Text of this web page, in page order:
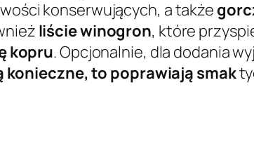
konserwujących, a także
liście winogron, które
kopru. Opcjonalnie, dla dodania
konieczne, to poprawiają smak